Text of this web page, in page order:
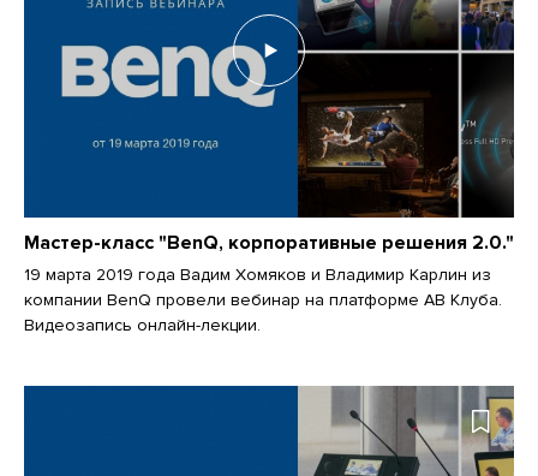
Мастер-класс "BenQ, корпоративные решения 2.0."
19 марта 2019 года Вадим Хомяков и Владимир Карлин из
компании BenQ провели вебинар на платформе АВ Клуба.
Видеозапись онлайн-лекции.